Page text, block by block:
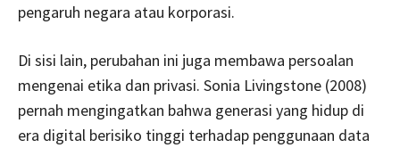
pengaruh negara atau korporasi.
Di sisi lain, perubahan ini juga membawa persoalan
mengenai etika dan privasi. Sonia Livingstone (2008)
pernah mengingatkan bahwa generasi yang hidup di
era digital berisiko tinggi terhadap penggunaan data